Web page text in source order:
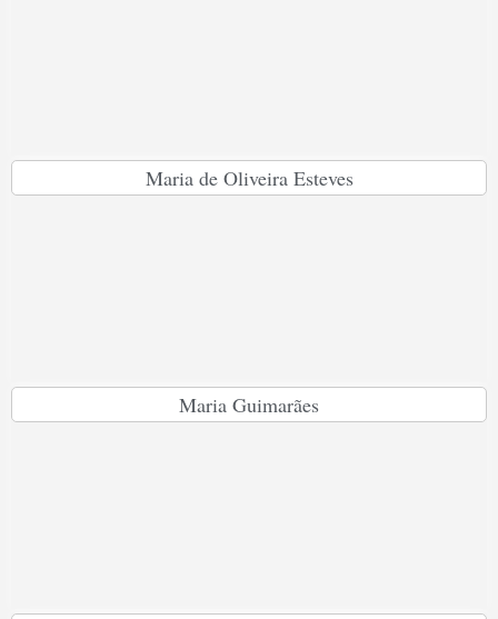
Maria de Oliveira Esteves
Maria Guimarães